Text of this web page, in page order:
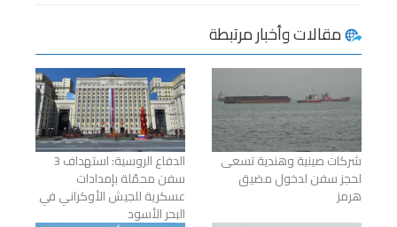
مقالات وأخبار مرتبطة
شركات صينية وهندية تسعى
لحجز سفن لدخول مضيق
هرمز
الدفاع الروسية: استهداف 3
سفن محمّلة بإمدادات
عسكرية للجيش الأوكراني في
البحر الأسود